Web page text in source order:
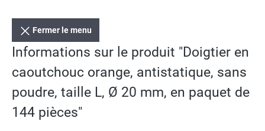
Fermer le menu
Informations sur le produit "Doigtier en
caoutchouc orange, antistatique, sans
poudre, taille L, Ø 20 mm, en paquet de
144 pièces"